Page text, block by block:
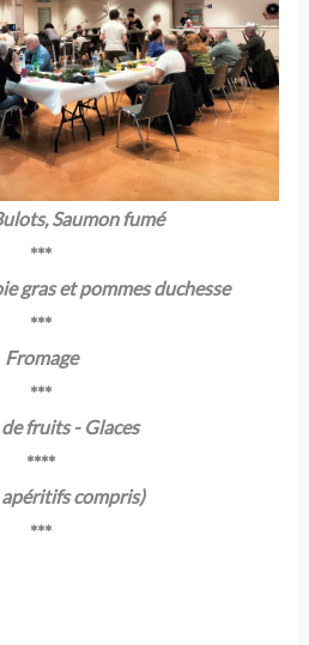
Saumon fumé
***
gras et pommes duchesse
***
Fromage
***
fruits - Glaces
****
compris)
***